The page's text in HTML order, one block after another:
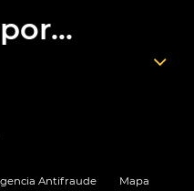
Antifraude Mapa